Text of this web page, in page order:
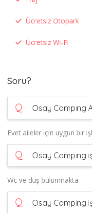
Ücretsiz Otopark
Ücretsiz Wi-Fi
Soru?
Q Osay Camping
Evet aileler için uygun bir
Q Osay Camping
Wc ve duş bulunmakta
Q Osay Camping